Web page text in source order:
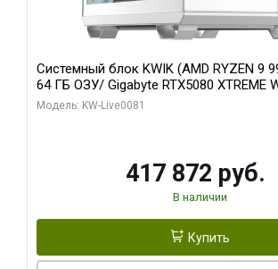
Системный блок KWIK (AMD RYZEN 9
64 ГБ ОЗУ/ Gigabyte RTX5080 XTREME
16GB GDDR7 256bit/ 1 ТБ SSD)
Модель: KW-Live0081
417 872 руб.
В наличии
Купить